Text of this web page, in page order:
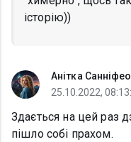
історію))
Анітка Санніфео
25.10.2022,
Здається на цей раз
пішло собі прахом.